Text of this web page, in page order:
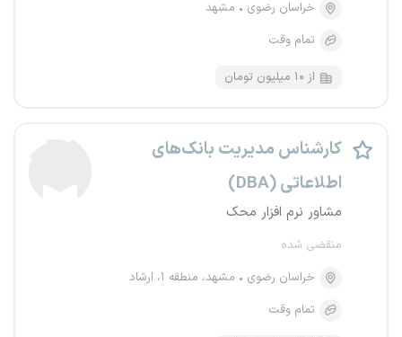
خراسان رضوی
مشهد
تمام وقت
از ۱۰ میلیون تومان
کارشناس مدیریت بانک‌های
اطلاعاتی (DBA)
مشاور نرم افزار محک
منقضی شده
خراسان رضوی
مشهد، منطقه ۱، ارشاد
تمام وقت